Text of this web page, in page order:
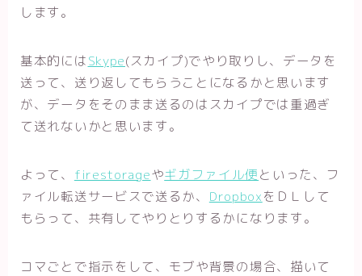
します。
基本的にはSkype(スカイプ)でやり取りし、データを
送って、送り返してもらうことになるかと思います
が、データをそのまま送るのはスカイプでは重過ぎ
て送れないかと思います。
よって、 firestorageやギガファイル便といった、フ
ァイル転送サービスで送るか、 DropboxをＤＬして
もらって、共有してやりとりするかになります。
コマごとで指示をして、モブや背景の場合、描いて